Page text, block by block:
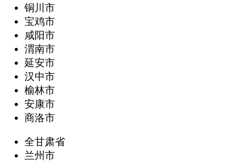
铜川市
宝鸡市
咸阳市
渭南市
延安市
汉中市
榆林市
安康市
商洛市
全甘肃省
兰州市